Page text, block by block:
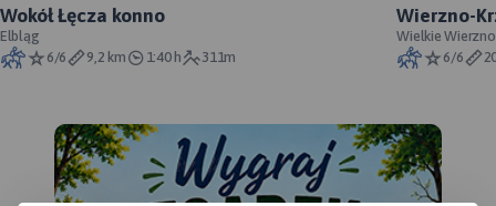
Wokół Łęcza konno
Elbląg
6/6
9,2 km 1:40 h 311m
Wierzno-
Wielkie Wierzno
6/6